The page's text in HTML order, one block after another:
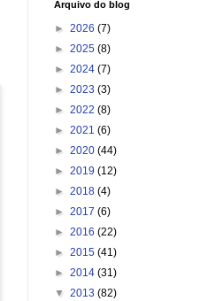
Arquivo do blog
► 2026 (7)
► 2025 (8)
► 2024 (7)
► 2023 (3)
► 2022 (8)
► 2021 (6)
► 2020 (44)
► 2019 (12)
► 2018 (4)
► 2017 (6)
► 2016 (22)
► 2015 (41)
► 2014 (31)
▼ 2013 (82)